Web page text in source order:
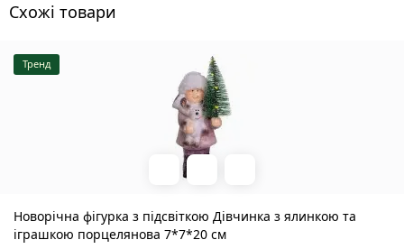
Схожі товари
Тренд
Новорічна фігурка з підсвіткою Дівчинка з ялинкою та
іграшкою порцелянова 7*7*20 см